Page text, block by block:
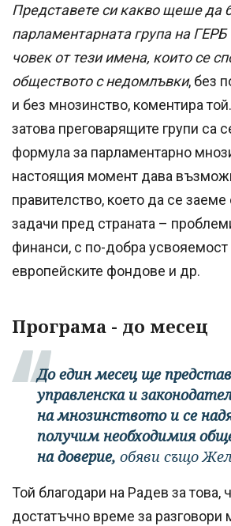
Представете си какво щеше да
парламентарната група на ГЕРБ
човек от тези имена, които се
обществото с недомлъвки, без
и без мнозинство, коментира
затова преговарящите групи са
формула за парламентарно
настоящия момент дава
правителство, което да се заеме
задачи пред страната –
финанси, с по-добра усвояемост
европейските фондове и др.
Програма - до месец
До един месец ще
управленска и
на мнозинството и се
получим необходимия
на доверие, обяви също
Той благодари на Радев за това,
достатъчно време за